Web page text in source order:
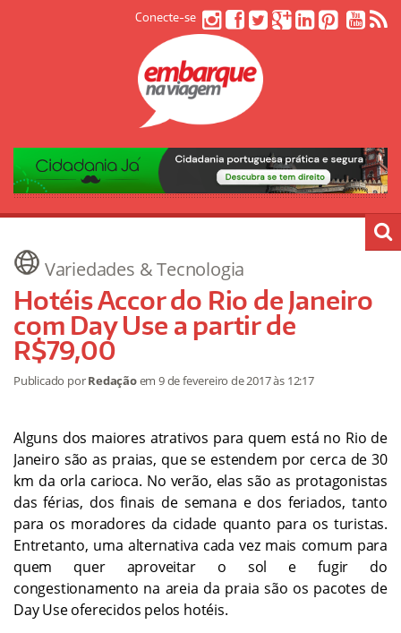
Conecte-se
Variedades & Tecnologia
Hotéis Accor do Rio de Janeiro
com Day Use a partir de
R$79,00
Publicado porRedaçãoem9 de fevereiro de 2017às 12:17
Alguns dos maiores atrativos para quem está no Rio de
Janeiro são as praias, que se estendem por cerca de 30
km da orla carioca. No verão, elas são as protagonistas
das férias, dos finais de semana e dos feriados, tanto
para os moradores da cidade quanto para os turistas.
Entretanto, uma alternativa cada vez mais comum para
quem quer aproveitar o sol e fugir do
congestionamento na areia da praia são os pacotes de
Day Use oferecidos pelos hotéis.